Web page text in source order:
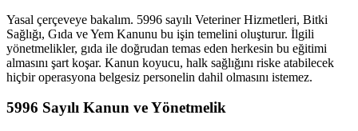
Yasal çerçeveye bakalım. 5996 sayılı Veteriner Hizmetleri, Bitki
Sağlığı, Gıda ve Yem Kanunu bu işin temelini oluşturur. İlgili
yönetmelikler, gıda ile doğrudan temas eden herkesin bu eğitimi
almasını şart koşar. Kanun koyucu, halk sağlığını riske atabilecek
hiçbir operasyona belgesiz personelin dahil olmasını istemez.
5996 Sayılı Kanun ve Yönetmelik